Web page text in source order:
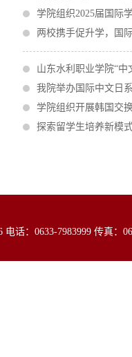
学院组织2025届国际
两校携手促升学，国
山东水利职业学院“中
我院举办国际中文日
学院组织开展韩国交
探索留学生培养新模
话：0633-7983999 传真：